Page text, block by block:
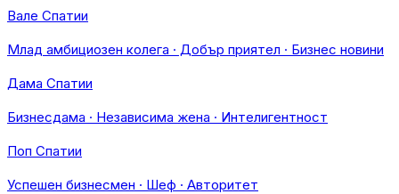
Вале Спатии
Млад амбициозен колега · Добър приятел · Бизнес новини
Дама Спатии
Бизнесдама · Независима жена · Интелигентност
Поп Спатии
Успешен бизнесмен · Шеф · Авторитет